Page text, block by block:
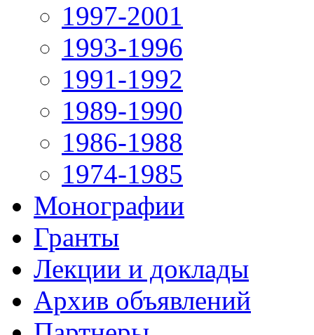
1997-2001
1993-1996
1991-1992
1989-1990
1986-1988
1974-1985
Монографии
Гранты
Лекции и доклады
Архив объявлений